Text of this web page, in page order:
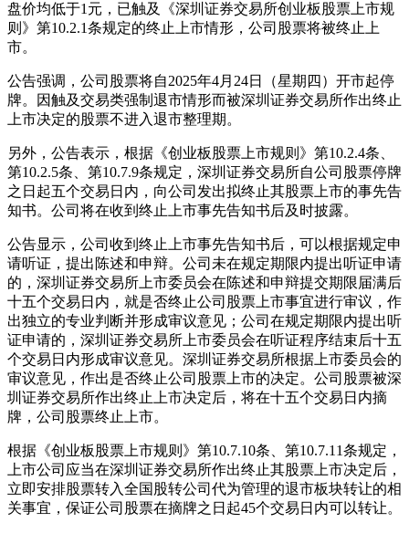
盘价均低于1元，已触及《深圳证券交易所创业板股票上市规
则》第10.2.1条规定的终止上市情形，公司股票将被终止上
市。
公告强调，公司股票将自2025年4月24日（星期四）开市起停
牌。因触及交易类强制退市情形而被深圳证券交易所作出终止
上市决定的股票不进入退市整理期。
另外，公告表示，根据《创业板股票上市规则》第10.2.4条、
第10.2.5条、第10.7.9条规定，深圳证券交易所自公司股票停牌
之日起五个交易日内，向公司发出拟终止其股票上市的事先告
知书。公司将在收到终止上市事先告知书后及时披露。
公告显示，公司收到终止上市事先告知书后，可以根据规定申
请听证，提出陈述和申辩。公司未在规定期限内提出听证申请
的，深圳证券交易所上市委员会在陈述和申辩提交期限届满后
十五个交易日内，就是否终止公司股票上市事宜进行审议，作
出独立的专业判断并形成审议意见；公司在规定期限内提出听
证申请的，深圳证券交易所上市委员会在听证程序结束后十五
个交易日内形成审议意见。深圳证券交易所根据上市委员会的
审议意见，作出是否终止公司股票上市的决定。公司股票被深
圳证券交易所作出终止上市决定后，将在十五个交易日内摘
牌，公司股票终止上市。
根据《创业板股票上市规则》第10.7.10条、第10.7.11条规定，
上市公司应当在深圳证券交易所作出终止其股票上市决定后，
立即安排股票转入全国股转公司代为管理的退市板块转让的相
关事宜，保证公司股票在摘牌之日起45个交易日内可以转让。